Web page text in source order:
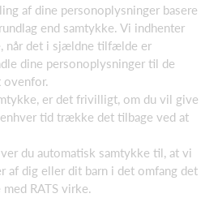
af dine personoplysninger basere
end samtykke. Vi indhenter
når det i sjældne tilfælde er
dine personoplysninger til de
ovenfor.
er det frivilligt, om du vil give
tid trække det tilbage ved at
du automatisk samtykke til, at vi
af dig eller dit barn i det omfang det
RATS virke.